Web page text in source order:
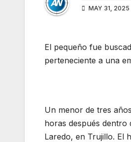
MAY 31, 2025
El pequeño fue
perteneciente a una
Un menor de tres
horas después dentro
Laredo, en Trujillo. El